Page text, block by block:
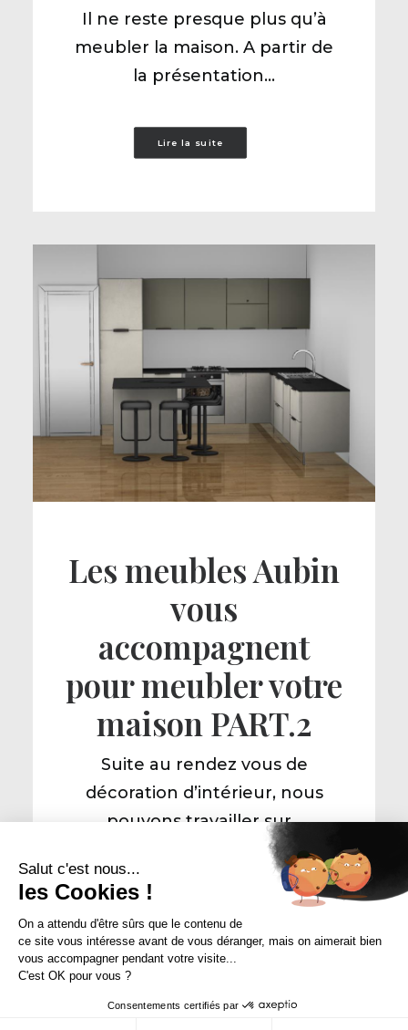
Il ne reste presque plus qu’à
meubler la maison. A partir de
la présentation…
Lire la suite
Les meubles Aubin
vous
accompagnent
pour meubler votre
maison PART.2
Suite au rendez vous de
décoration d’intérieur, nous
pouvons travailler sur…
Salut c'est nous...
les Cookies !
On a attendu d'être sûrs que le contenu de
ce site vous intéresse avant de vous déranger, mais on aimerait bien
vous accompagner pendant votre visite...
C'est OK pour vous ?
Consentements certifiés par